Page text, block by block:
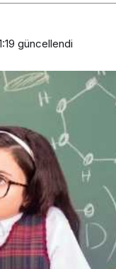
güncellendi